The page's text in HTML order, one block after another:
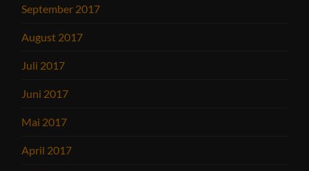
September 2017
August 2017
Juli 2017
Juni 2017
Mai 2017
April 2017